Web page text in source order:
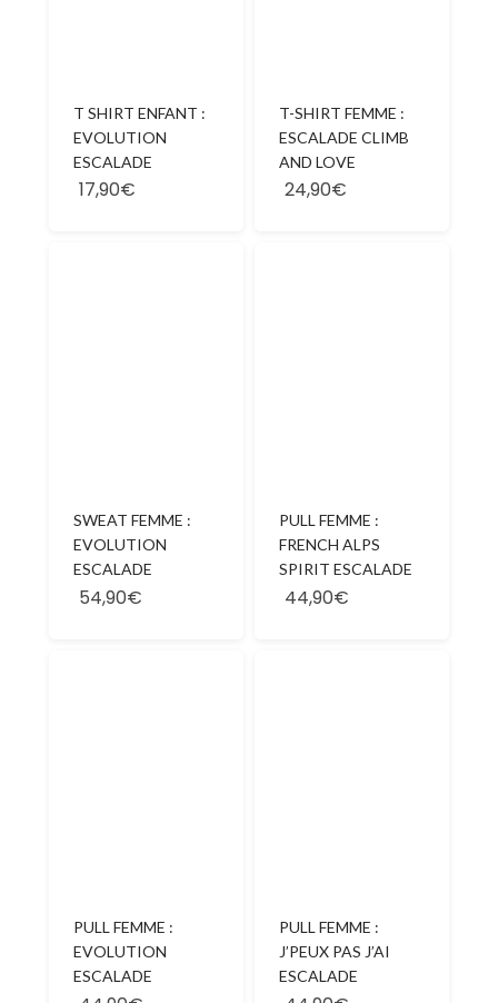
T SHIRT ENFANT :
EVOLUTION
ESCALADE
17,90€
T-SHIRT FEMME :
ESCALADE CLIMB
AND LOVE
24,90€
SWEAT FEMME :
EVOLUTION
ESCALADE
54,90€
PULL FEMME :
FRENCH ALPS
SPIRIT ESCALADE
44,90€
PULL FEMME :
EVOLUTION
ESCALADE
PULL FEMME :
J’PEUX PAS J’AI
ESCALADE